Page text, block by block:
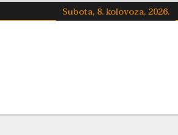
Subota, 8. kolovoza, 2026.